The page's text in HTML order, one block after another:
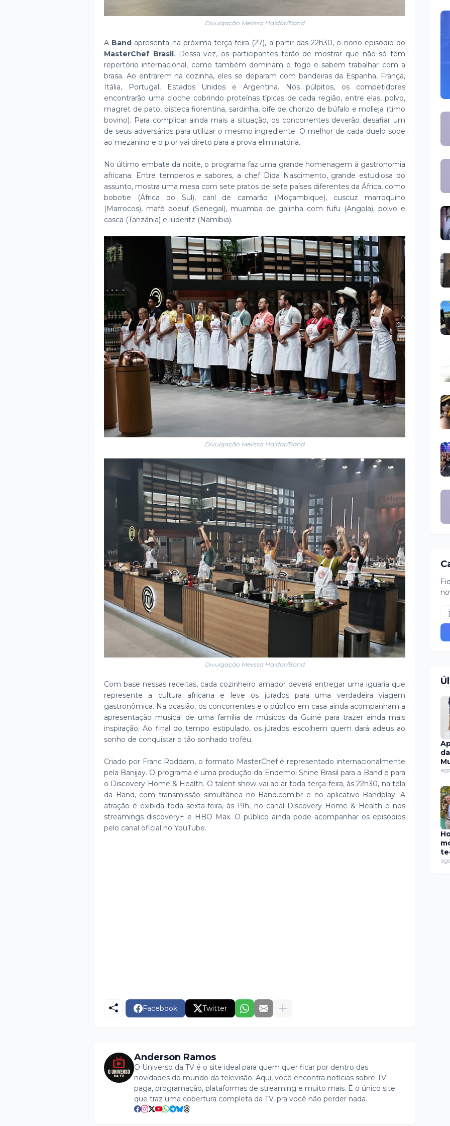
Divulgação Melissa Haidar/Band
A Band apresenta na próxima terça-feira (27), a partir das 22h30, o nono episódio do
MasterChef Brasil. Dessa vez, os participantes terão de mostrar que não só têm
repertório internacional, como também dominam o fogo e sabem trabalhar com a
brasa. Ao entrarem na cozinha, eles se deparam com bandeiras da Espanha, França,
Itália, Portugal, Estados Unidos e Argentina. Nos púlpitos, os competidores
encontrarão uma cloche cobrindo proteínas típicas de cada região, entre elas, polvo,
magret de pato, bisteca fiorentina, sardinha, bife de chorizo de búfalo e molleja (timo
bovino). Para complicar ainda mais a situação, os concorrentes deverão desafiar um
de seus adversários para utilizar o mesmo ingrediente. O melhor de cada duelo sobe
ao mezanino e o pior vai direto para a prova eliminatória.
No último embate da noite, o programa faz uma grande homenagem à gastronomia
africana. Entre temperos e sabores, a chef Dida Nascimento, grande estudiosa do
assunto, mostra uma mesa com sete pratos de sete países diferentes da África, como
bobotie (África do Sul), caril de camarão (Moçambique), cuscuz marroquino
(Marrocos), mafé boeuf (Senegal), muamba de galinha com fufu (Angola), polvo e
casca (Tanzânia) e lüderitz (Namíbia).
Divulgação Melissa Haidar/Band
Divulgação Melissa Haidar/Band
Com base nessas receitas, cada cozinheiro amador deverá entregar uma iguaria que
represente a cultura africana e leve os jurados para uma verdadeira viagem
gastronômica. Na ocasião, os concorrentes e o público em casa ainda acompanham a
apresentação musical de uma família de músicos da Guiné para trazer ainda mais
inspiração. Ao final do tempo estipulado, os jurados escolhem quem dará adeus ao
sonho de conquistar o tão sonhado troféu.
Criado por Franc Roddam, o formato MasterChef é representado internacionalmente
pela Banijay. O programa é uma produção da Endemol Shine Brasil para a Band e para
o Discovery Home & Health. O talent show vai ao ar toda terça-feira, às 22h30, na tela
da Band, com transmissão simultânea no Band.com.br e no aplicativo Bandplay. A
atração é exibida toda sexta-feira, às 19h, no canal Discovery Home & Health e nos
streamings discovery+ e HBO Max. O público ainda pode acompanhar os episódios
pelo canal oficial no YouTube.
Facebook Twitter
Anderson Ramos
O Universo da TV é o site ideal para quem quer ficar por dentro das
novidades do mundo da televisão. Aqui, você encontra notícias sobre TV
paga, programação, plataformas de streaming e muito mais. É o único site
que traz uma cobertura completa da TV, pra você não perder nada.